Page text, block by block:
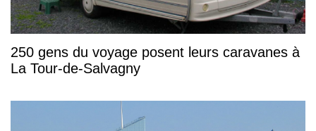
250 gens du voyage posent leurs caravanes à
La Tour-de-Salvagny